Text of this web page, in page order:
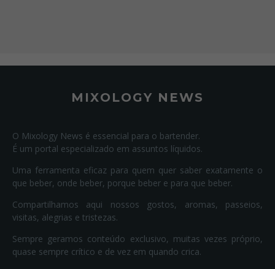
MIXOLOGY NEWS
O Mixology News é essencial para o bartender.
É um portal especializado em assuntos líquidos.
Uma ferramenta eficaz para quem quer saber exatamente o
que beber, onde beber, porque beber e para que beber.
Compartilhamos aqui nossos gostos, aromas, passeios,
visitas, alegrias e tristezas.
Sempre geramos conteúdo exclusivo, muitas vezes próprio,
quase sempre crítico e de vez em quando crica.